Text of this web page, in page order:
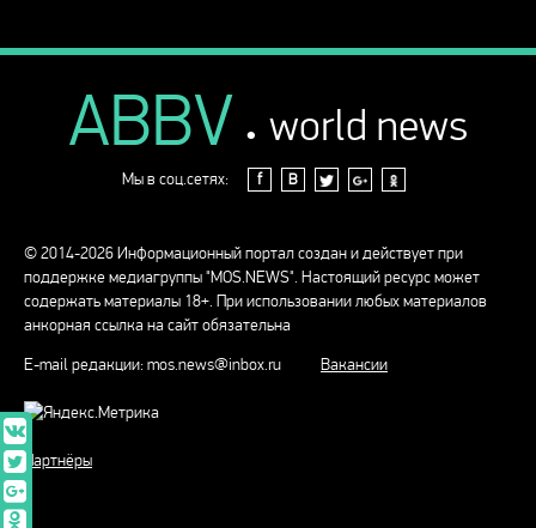
ABBV . world news
Мы в соц.сетях: f В
© 2014-2026 Информационный портал создан и действует при
поддержке медиагруппы "MOS.NEWS". Настоящий ресурс может
содержать материалы 18+. При использовании любых материалов
анкорная ссылка на сайт обязательна
E-mail редакции:mos.news@inbox.ru Вакансии
Партнёры